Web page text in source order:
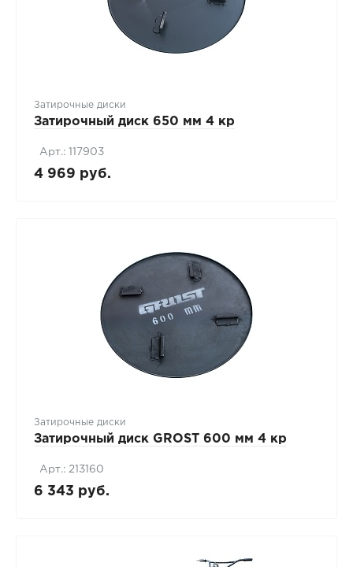
Затирочные диски
Затирочный диск 650 мм 4 кр
Арт.: 117903
4 969 руб.
Затирочные диски
Затирочный диск GROST 600 мм 4 кр
Арт.: 213160
6 343 руб.